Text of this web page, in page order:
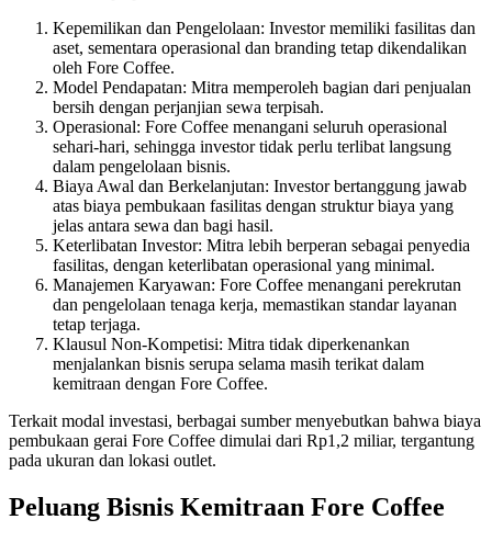
Kepemilikan dan Pengelolaan: Investor memiliki fasilitas dan
aset, sementara operasional dan branding tetap dikendalikan
oleh Fore Coffee.
Model Pendapatan: Mitra memperoleh bagian dari penjualan
bersih dengan perjanjian sewa terpisah.
Operasional: Fore Coffee menangani seluruh operasional
sehari-hari, sehingga investor tidak perlu terlibat langsung
dalam pengelolaan bisnis.
Biaya Awal dan Berkelanjutan: Investor bertanggung jawab
atas biaya pembukaan fasilitas dengan struktur biaya yang
jelas antara sewa dan bagi hasil.
Keterlibatan Investor: Mitra lebih berperan sebagai penyedia
fasilitas, dengan keterlibatan operasional yang minimal.
Manajemen Karyawan: Fore Coffee menangani perekrutan
dan pengelolaan tenaga kerja, memastikan standar layanan
tetap terjaga.
Klausul Non-Kompetisi: Mitra tidak diperkenankan
menjalankan bisnis serupa selama masih terikat dalam
kemitraan dengan Fore Coffee.
Terkait modal investasi, berbagai sumber menyebutkan bahwa biaya
pembukaan gerai Fore Coffee dimulai dari Rp1,2 miliar, tergantung
pada ukuran dan lokasi outlet.
Peluang Bisnis Kemitraan Fore Coffee